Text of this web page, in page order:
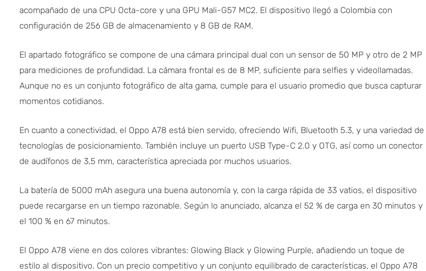
acompañado de una CPU Octa-core y una GPU Mali-G57 MC2. El dispositivo llegó a Colombia con
configuración de 256 GB de almacenamiento y 8 GB de RAM.
El apartado fotográfico se compone de una cámara principal dual con un sensor de 50 MP y otro de 2 MP
para mediciones de profundidad. La cámara frontal es de 8 MP, suficiente para selfies y videollamadas.
Aunque no es un conjunto fotográfico de alta gama, cumple para el usuario promedio que busca capturar
momentos cotidianos.
En cuanto a conectividad, el Oppo A78 está bien servido, ofreciendo Wifi, Bluetooth 5.3, y una variedad de
tecnologías de posicionamiento. También incluye un puerto USB Type-C 2.0 y OTG, así como un conector
de audífonos de 3,5 mm, característica apreciada por muchos usuarios.
La batería de 5000 mAh asegura una buena autonomía y, con la carga rápida de 33 vatios, el dispositivo
puede recargarse en un tiempo razonable. Según lo anunciado, alcanza el 52 % de carga en 30 minutos y
el 100 % en 67 minutos.
El Oppo A78 viene en dos colores vibrantes: Glowing Black y Glowing Purple, añadiendo un toque de
estilo al dispositivo. Con un precio competitivo y un conjunto equilibrado de características, el Oppo A78